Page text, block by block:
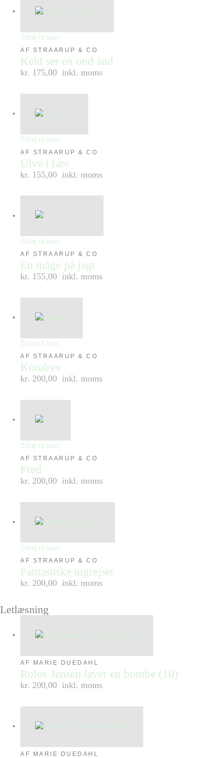
Tilføj til kurv
AF STRAARUP & CO
Keld ser en ond ånd
kr. 175,00 inkl. moms
Tilføj til kurv
AF STRAARUP & CO
Ulve i fare
kr. 155,00 inkl. moms
Tilføj til kurv
AF STRAARUP & CO
En måge på jagt
kr. 155,00 inkl. moms
Tilføj til kurv
AF STRAARUP & CO
Koralrev
kr. 200,00 inkl. moms
Tilføj til kurv
AF STRAARUP & CO
Fred
kr. 200,00 inkl. moms
Tilføj til kurv
AF STRAARUP & CO
Fantastiske togrejser
kr. 200,00 inkl. moms
Letlæsning
AF MARIE DUEDAHL
Rolex Jensen laver en bombe (10)
kr. 200,00 inkl. moms
AF MARIE DUEDAHL